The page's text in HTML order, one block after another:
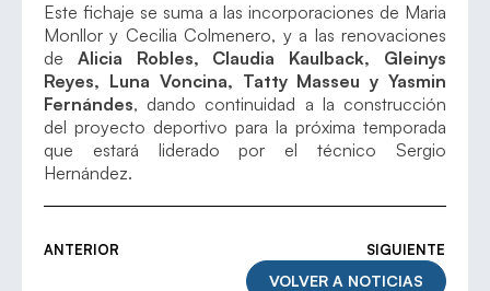
Este fichaje se suma a las incorporaciones de Maria
Monllor y Cecilia Colmenero, y a las renovaciones
de Alicia Robles, Claudia Kaulback, Gleinys
Reyes, Luna Voncina, Tatty Masseu y Yasmin
Fernándes, dando continuidad a la construcción
del proyecto deportivo para la próxima temporada
que estará liderado por el técnico Sergio
Hernández.
ANTERIOR SIGUIENTE
VOLVER A NOTICIAS